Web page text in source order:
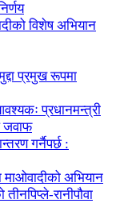
विशेष अभियान
प्रमुख रूपमा
प्रधानमन्त्री
जवाफ
गर्नैपर्छ :
माओवादीको अभियान
रानीपौवा